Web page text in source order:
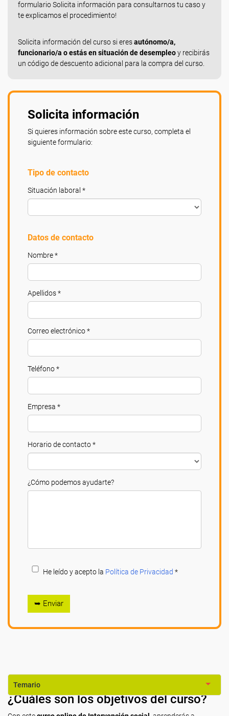
formulario Solicita información para consultarnos tu caso y
te explicamos el procedimiento!
Solicita información del curso si eresautónomo/a,
funcionario/a o estás en situación de desempleoy recibirás
un código de descuento adicional para la compra del curso.
Solicita información
Si quieres información sobre este curso, completa el
siguiente formulario:
Tipo de contacto
Situación laboral *
Datos de contacto
Nombre *
Apellidos *
Correo electrónico *
Teléfono *
Empresa *
Horario de contacto *
¿Cómo podemos ayudarte?
He leído y acepto la Política de Privacidad *
➥ Enviar
Temario
¿Cuáles son los objetivos del curso?